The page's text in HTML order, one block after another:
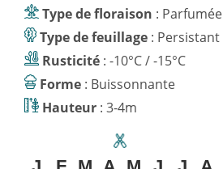
Type de floraison
: Parfumée
Type de feuillage : Persistant
Rusticité : -10°C / -15°C
Forme : Buissonnante
Hauteur : 3-4m